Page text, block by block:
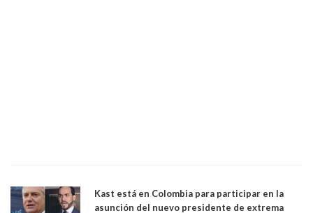
Kast está en Colombia para participar en la
asunción del nuevo presidente de extrema